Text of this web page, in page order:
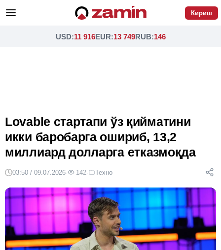
Кириш
USD:11 916EUR:13 749RUB:146
Lovable стартапи ўз қийматини
икки баробарга ошириб, 13,2
миллиард долларга етказмоқда
03:50 / 09.07.2026· 142· Техно